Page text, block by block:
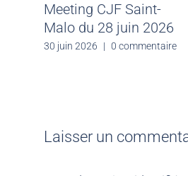
Meeting CJF Saint-
Malo du 28 juin 2026
30 juin 2026 | 0 commentaire
Laisser un